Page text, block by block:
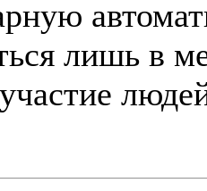
лишь в